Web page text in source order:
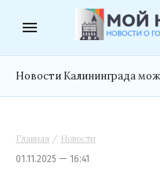
menu
Новости Калининграда
Главная / Новости
01.11.2025 — 16:41